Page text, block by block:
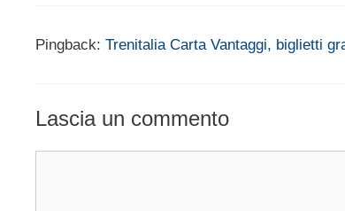
Pingback: Trenitalia Carta Vantaggi, biglietti
Lascia un commento